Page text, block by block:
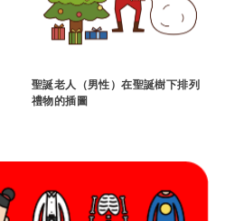
聖誕老人（男性）在聖誕樹下排列
禮物的插圖